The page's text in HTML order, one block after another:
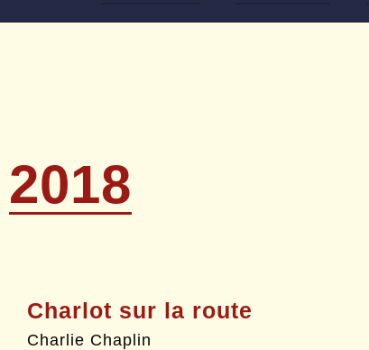
2018
Charlot sur la route
Charlie Chaplin